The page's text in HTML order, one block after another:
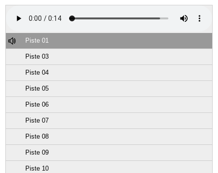
Services
Piste 01
Piste 03
Piste 04
Piste 05
Piste 06
Piste 07
Piste 08
Piste 09
Piste 10